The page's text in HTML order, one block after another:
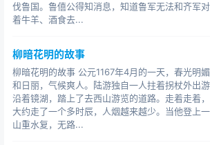
伐鲁国。鲁僖公得知消息，知道鲁军无法和齐军
着牛羊、酒食去...
柳暗花明的故事
柳暗花明的故事 公元1167年4月的一天，春光明
和日丽，气候爽人。陆游独自一人拄着拐杖外出游
沿着镜湖，踏上了去西山游览的道路。走着走着，
大约走了一个多时辰，人烟越来越少。当他登上
山重水复，无路...